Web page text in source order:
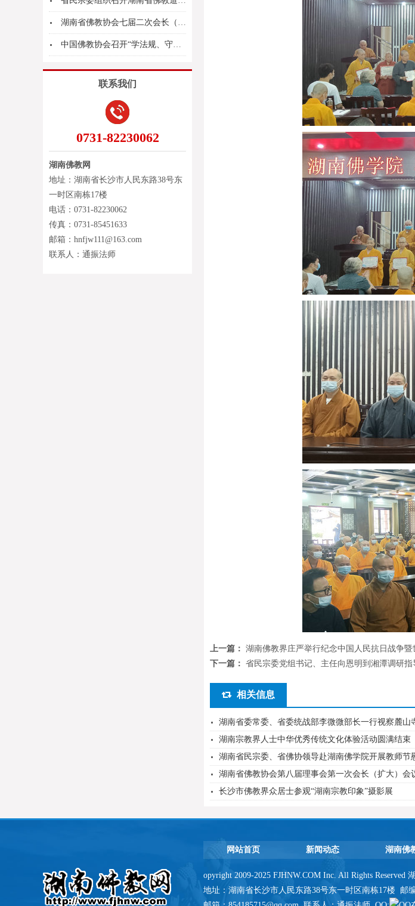
湖南省佛教协会七届二次会长（扩大）会议在长沙召...
中国佛教协会召开“学法规、守戒律、重修为、树形...
联系我们
0731-82230062
湖南佛教网
地址：湖南省长沙市人民东路38号东
一时区南栋17楼
电话：0731-82230062
传真：0731-85451633
邮箱：hnfjw111@163.com
联系人：通振法师
上一篇： 湖南佛教界庄严举行纪念中国人民抗日战争
下一篇： 省民宗委党组书记、主任向恩明到湘潭调研指
相关信息
湖南省委常委、省委统战部李微微部长一行视察麓山
湖南宗教界人士中华优秀传统文化体验活动圆满结束
湖南省民宗委、省佛协领导赴湖南佛学院开展教师节
湖南省佛教协会第八届理事会第一次会长（扩大）会
长沙市佛教界众居士参观“湖南宗教印象”摄影展
网站首页 新闻动态 湖南佛
opyright 2009-2025 FJHNW.COM Inc. All Rights Reserved
地址：湖南省长沙市人民东路38号东一时区南栋17楼 邮